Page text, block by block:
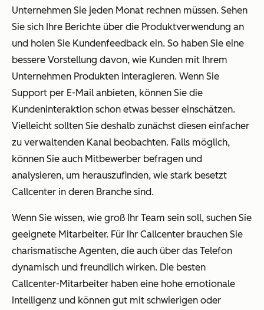
Unternehmen Sie jeden Monat rechnen müssen. Sehen
Sie sich Ihre Berichte über die Produktverwendung an
und holen Sie Kundenfeedback ein. So haben Sie eine
bessere Vorstellung davon, wie Kunden mit Ihrem
Unternehmen Produkten interagieren. Wenn Sie
Support per E-Mail anbieten, können Sie die
Kundeninteraktion schon etwas besser einschätzen.
Vielleicht sollten Sie deshalb zunächst diesen einfacher
zu verwaltenden Kanal beobachten. Falls möglich,
können Sie auch Mitbewerber befragen und
analysieren, um herauszufinden, wie stark besetzt
Callcenter in deren Branche sind.
Wenn Sie wissen, wie groß Ihr Team sein soll, suchen Sie
geeignete Mitarbeiter. Für Ihr Callcenter brauchen Sie
charismatische Agenten, die auch über das Telefon
dynamisch und freundlich wirken. Die besten
Callcenter-Mitarbeiter haben eine hohe emotionale
Intelligenz und können gut mit schwierigen oder